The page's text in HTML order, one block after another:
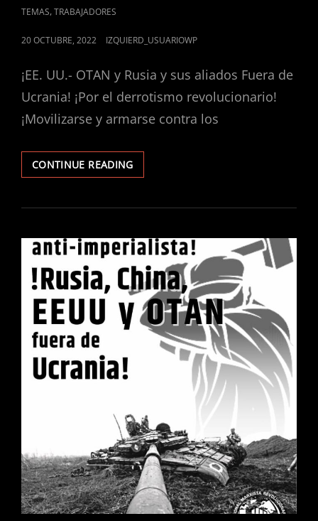
TEMAS,TRABAJADORES
POSTED
20 OCTUBRE, 2022 IZQUIERD_USUARIOWP
¡EE. UU.- OTAN y Rusia y sus aliados Fuera de
Ucrania! ¡Por el derrotismo revolucionario!
¡Movilizarse y armarse contra los
CONTINUE READINGTESIS
SOBRE
GUERRA:
BLOQUES
IMPERIALISTAS
DESTRUYEN
UCRANIA